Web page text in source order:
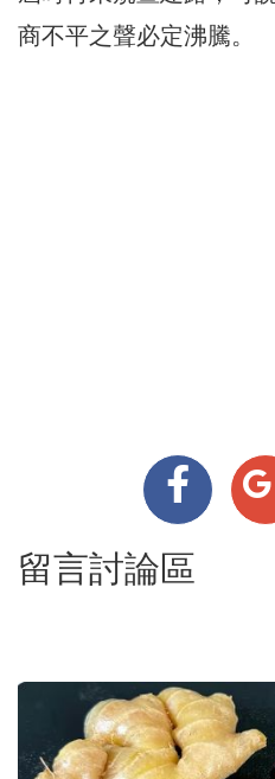
商不平之聲必定沸騰。
留言討論區